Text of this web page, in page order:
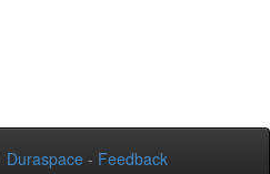
Duraspace - Feedback